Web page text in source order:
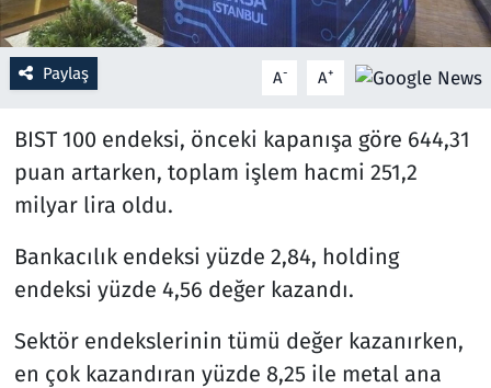
Paylaş A- A+
BIST 100 endeksi, önceki kapanışa göre 644,31
puan artarken, toplam işlem hacmi 251,2
milyar lira oldu.
Bankacılık endeksi yüzde 2,84, holding
endeksi yüzde 4,56 değer kazandı.
Sektör endekslerinin tümü değer kazanırken,
en çok kazandıran yüzde 8,25 ile metal ana
Rüya Tabirleri
Sağlık
Savunma Sanayi
Seçim 2023
Teknoloji ve Bilim
Televizyon